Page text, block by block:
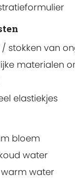
/ stokken van
materialen
elastiekjes
bloem
water
water